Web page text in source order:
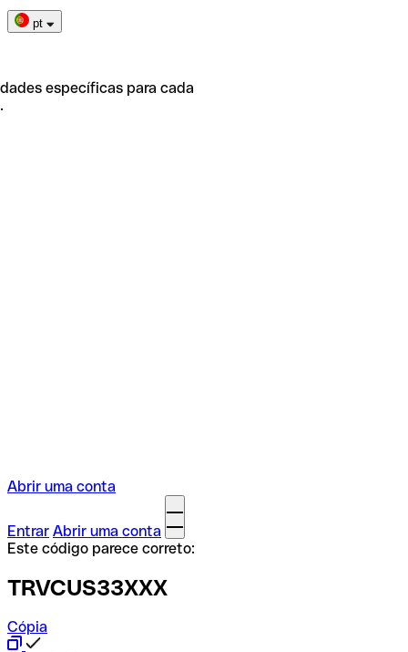
pt
específicas para cada
Abrir uma conta
Entrar Abrir uma conta
Este código parece correto:
TRVCUS33XXX
Cópia